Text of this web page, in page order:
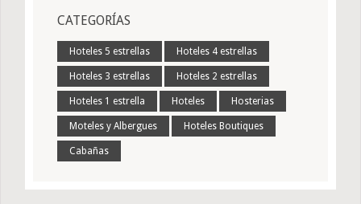
CATEGORÍAS
Hoteles 5 estrellas Hoteles 4 estrellas
Hoteles 3 estrellas Hoteles 2 estrellas
Hoteles 1 estrella Hoteles Hosterias
Moteles y Albergues Hoteles Boutiques
Cabañas